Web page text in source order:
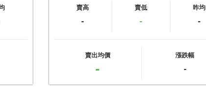
賣高
-
賣低
-
昨均
-
賣出均價
-
漲跌幅
-